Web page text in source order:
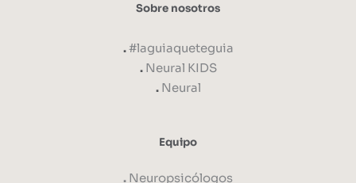
Sobre nosotros
.#laguiaqueteguia
. Neural KIDS
. Neural
Equipo
. Neuropsicólogos